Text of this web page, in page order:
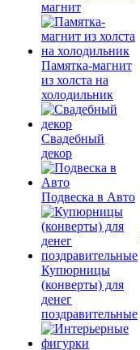
магнит
Памятка-магнит
из холста на
холодильник
Свадебный
декор
Подвеска в Авто
Купюрницы
(конверты) для
денег
поздравительные